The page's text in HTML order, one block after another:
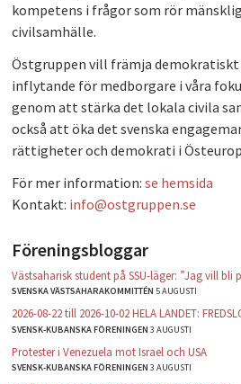
kompetens i frågor som rör
civilsamhälle.
Östgruppen vill främja demokratiskt
inflytande för medborgare i våra
genom att stärka det lokala civila
också att öka det svenska
rättigheter och demokrati i
För mer information:se hemsida
Kontakt: info@ostgruppen.se
Föreningsbloggar
Västsaharisk student på SSU-läger: ”Jag vill bli
SVENSKA VÄSTSAHARAKOMMITTÉN5 AUGUSTI
2026-08-22 till 2026-10-02 HELA LANDET:
SVENSK-KUBANSKA FÖRENINGEN3 AUGUSTI
Protester i Venezuela mot Israel och USA
SVENSK-KUBANSKA FÖRENINGEN3 AUGUSTI